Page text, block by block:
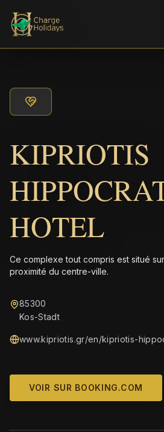
KIPRIOTIS
HOTEL
Ce complexe tout compris est situé
proximité du centre-ville.
85300
Kos-Stadt
www.kipriotis.gr/en/kipriotis-
VOIR SUR BOOKING.COM